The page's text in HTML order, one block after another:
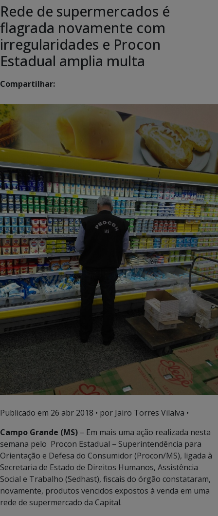
Rede de supermercados é
flagrada novamente com
irregularidades e Procon
Estadual amplia multa
Compartilhar:
Publicado em 26 abr 2018 • por Jairo Torres Vilalva •
Campo Grande (MS) – Em mais uma ação realizada nesta
semana pelo Procon Estadual – Superintendência para
Orientação e Defesa do Consumidor (Procon/MS), ligada à
Secretaria de Estado de Direitos Humanos, Assistência
Social e Trabalho (Sedhast), fiscais do órgão constataram,
novamente, produtos vencidos expostos à venda em uma
rede de supermercado da Capital.